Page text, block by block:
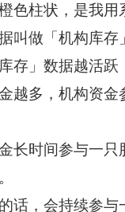
柱状，是我用
叫做「机构库存
」数据越活跃
越多，机构资金
时间参与一只
，会持续参与